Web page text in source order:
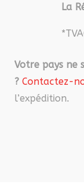
La
Votre pays ne
? Contactez-
l’expédition.